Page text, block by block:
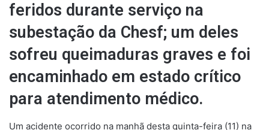
feridos durante serviço na
subestação da Chesf; um deles
sofreu queimaduras graves e foi
encaminhado em estado crítico
para atendimento médico.
Um acidente ocorrido na manhã desta quinta-feira (11) na